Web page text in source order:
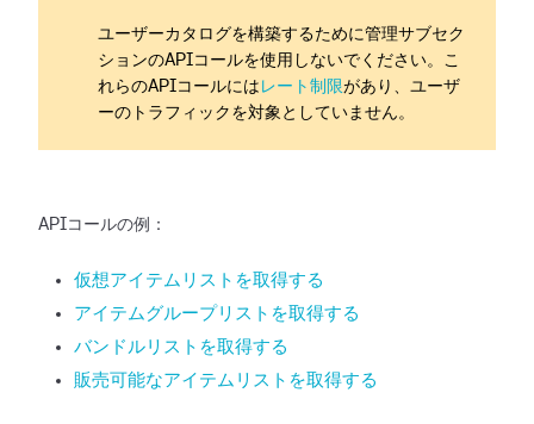
ユーザーカタログを構築するために管理サブセク
ションのAPIコールを使用しないでください。こ
れらのAPIコールには レート制限があり、ユーザ
ーのトラフィックを対象としていません。
APIコールの例：
仮想アイテムリストを取得する
アイテムグループリストを取得する
バンドルリストを取得する
販売可能なアイテムリストを取得する